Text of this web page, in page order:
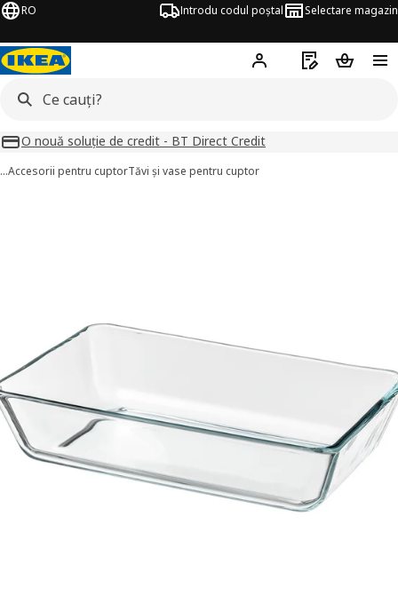
RO Introdu codul poștal Selectare magazin
Hej! Autentifică-te
Listă deCoșul de
O nouă soluție de credit - BT Direct Credit
…Accesorii pentru cuptorTăvi și vase pentru cuptor